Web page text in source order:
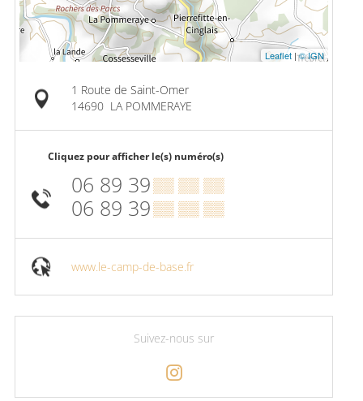
Leaflet |© IGN
1 Route de Saint-Omer
14690 LA POMMERAYE
Cliquez pour afficher le(s) numéro(s)
06 89 39▒▒ ▒▒ ▒▒
06 89 39▒▒ ▒▒ ▒▒
www.le-camp-de-base.fr
Suivez-nous sur